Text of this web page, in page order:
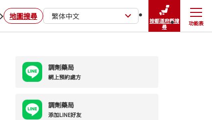
地圖搜尋 繁体中文
按都道府縣搜
尋
功能表
關閉
調劑藥局
網上預約處方
調劑藥局
添加LINE好友